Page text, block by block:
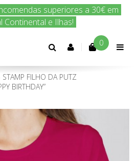
e nós enviamos amanhã!
Conta 0
FILHO DA PUTZ
BIRTHDAY”